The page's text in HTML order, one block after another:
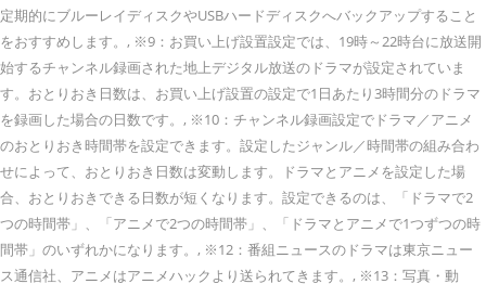
定期的にブルーレイディスクやUSBハードディスクへバックアップすること
をおすすめします。, ※9：お買い上げ設置設定では、19時～22時台に放送開
始するチャンネル録画された地上デジタル放送のドラマが設定されていま
す。おとりおき日数は、お買い上げ設置の設定で1日あたり3時間分のドラマ
を録画した場合の日数です。, ※10：チャンネル録画設定でドラマ／アニメ
のおとりおき時間帯を設定できます。設定したジャンル／時間帯の組み合わ
せによって、おとりおき日数は変動します。ドラマとアニメを設定した場
合、おとりおきできる日数が短くなります。設定できるのは、「ドラマで2
つの時間帯」、「アニメで2つの時間帯」、「ドラマとアニメで1つずつの時
間帯」のいずれかになります。, ※12：番組ニュースのドラマは東京ニュー
ス通信社、アニメはアニメハックより送られてきます。, ※13：写真・動